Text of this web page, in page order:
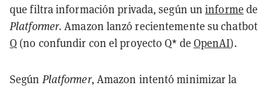
que filtra información privada, según uninforme de
Platformer. Amazon lanzó recientemente su chatbot
Q (no confundir con el proyecto Q* de OpenAI).
Según Platformer, Amazon intentó minimizar la